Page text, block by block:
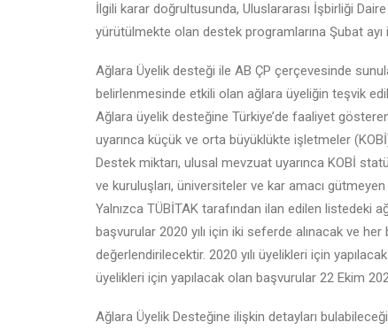
İlgili karar doğrultusunda, Uluslararası İşbirliği
yürütülmekte olan destek programlarına Şubat
Ağlara Üyelik desteği ile AB ÇP çerçevesinde
belirlenmesinde etkili olan ağlara üyeliğin teşvik
Ağlara üyelik desteğine Türkiye’de faaliyet
uyarınca küçük ve orta büyüklükte işletmeler
Destek miktarı, ulusal mevzuat uyarınca KOBİ
ve kuruluşları, üniversiteler ve kar amacı gütmeyen
Yalnızca TÜBİTAK tarafından ilan edilen listedeki
başvurular 2020 yılı için iki seferde alınacak ve
değerlendirilecektir. 2020 yılı üyelikleri için
üyelikleri için yapılacak olan başvurular 22 Ekim
Ağlara Üyelik Desteğine ilişkin detayları